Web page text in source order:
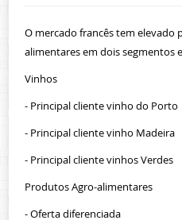
Área
O mercado francês tem elevado
alimentares em dois segmentos
Vinhos
- Principal cliente vinho do Porto
- Principal cliente vinho Madeira
- Principal cliente vinhos Verdes
Produtos Agro-alimentares
- Oferta diferenciada